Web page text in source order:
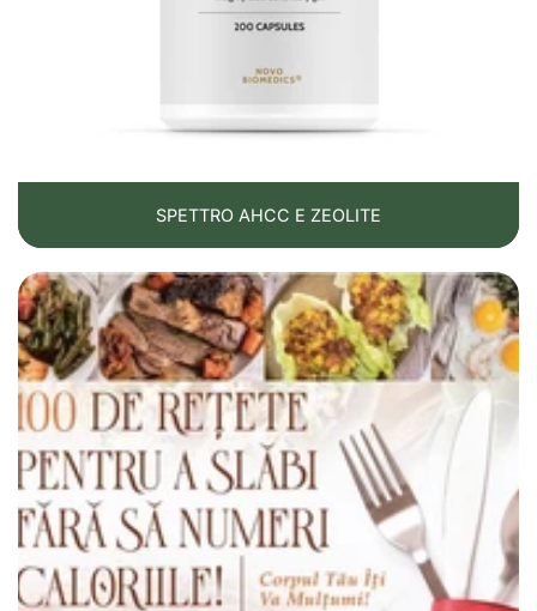
SPETTRO AHCC E ZEOLITE